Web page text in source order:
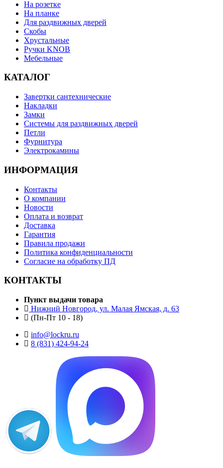
На розетке
На планке
Для раздвижных дверей
Скобы
Хрустальные
Ручки KNOB
Мебельные
КАТАЛОГ
Завертки сантехнические
Накладки
Замки
Системы для раздвижных дверей
Петли
Фурнитура
Электрокамины
ИНФОРМАЦИЯ
Контакты
О компании
Новости
Оплата и возврат
Доставка
Гарантия
Правила продажи
Политика конфиденциальности
Согласие на обработку ПД
КОНТАКТЫ
Пункт выдачи товара
Нижний Новгород, ул. Малая Ямская, д. 63
(Пн-Пт 10 - 18)
info@lockru.ru
8 (831) 424-94-24